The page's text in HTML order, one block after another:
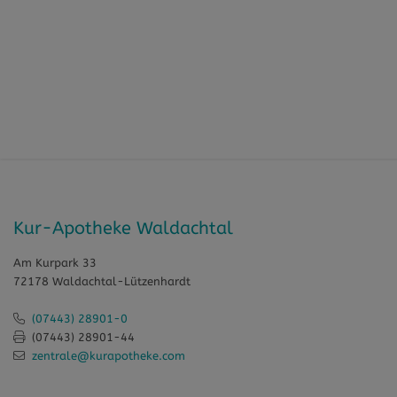
Kur-Apotheke Waldachtal
Am Kurpark 33
72178 Waldachtal-Lützenhardt
(07443) 28901-0
(07443) 28901-44
zentrale@kurapotheke.com